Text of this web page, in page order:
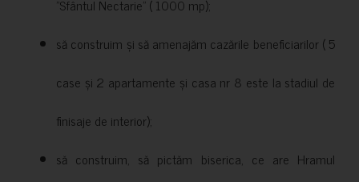
”Sfântul Nectarie” ( 1000 mp);
să construim și să amenajăm cazările beneficiarilor ( 5
case și 2 apartamente și casa nr 8 este la stadiul de
finisaje de interior);
să construim, să pictăm biserica, ce are Hramul